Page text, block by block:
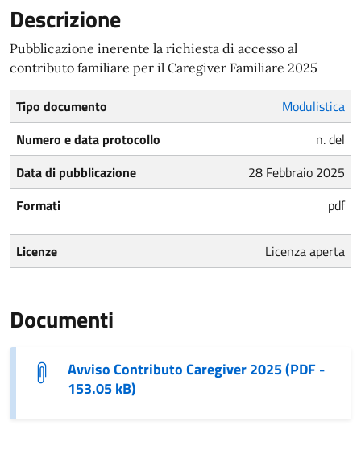
Descrizione
Pubblicazione inerente la richiesta di accesso al
contributo familiare per il Caregiver Familiare 2025
Tipo documento
Modulistica
Numero e data protocollo
n. del
Data di pubblicazione
28 Febbraio 2025
Formati
pdf
Licenze Licenza aperta
Documenti
Avviso Contributo Caregiver 2025 (PDF -
153.05 kB)